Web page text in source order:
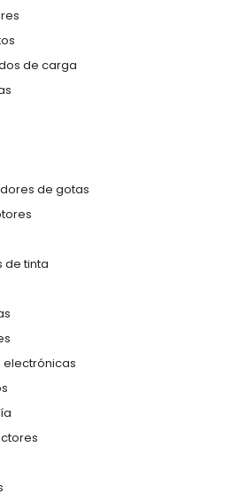
de carga
de gotas
de tinta
electrónicas